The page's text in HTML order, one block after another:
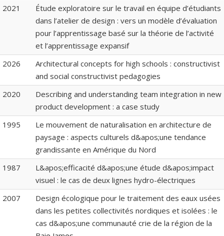
2021
Étude exploratoire sur le travail en équipe d’étudiants
dans l’atelier de design : vers un modèle d’évaluation
pour l’apprentissage basé sur la théorie de l’activité
et l’apprentissage expansif
2026
Architectural concepts for high schools : constructivist
and social constructivist pedagogies
2020
Describing and understanding team integration in new
product development : a case study
1995
Le mouvement de naturalisation en architecture de
paysage : aspects culturels d&apos;une tendance
grandissante en Amérique du Nord
1987
L&apos;efficacité d&apos;une étude d&apos;impact
visuel : le cas de deux lignes hydro-électriques
2007
Design écologique pour le traitement des eaux usées
dans les petites collectivités nordiques et isolées : le
cas d&apos;une communauté crie de la région de la